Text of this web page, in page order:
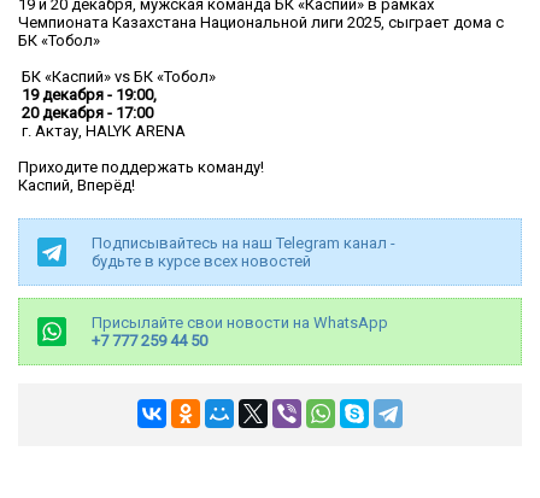
19 и 20 декабря, мужская команда БК «Каспий» в рамках
Чемпионата Казахстана Национальной лиги 2025, сыграет дома с
БК «Тобол»
БК «Каспий» vs БК «Тобол»
19 декабря - 19:00,
20 декабря - 17:00
г. Актау, HALYK ARENA
Приходите поддержать команду!
Каспий, Вперёд!
Подписывайтесь на наш Telegram канал -
будьте в курсе всех новостей
Присылайте свои новости на WhatsApp
+7 777 259 44 50